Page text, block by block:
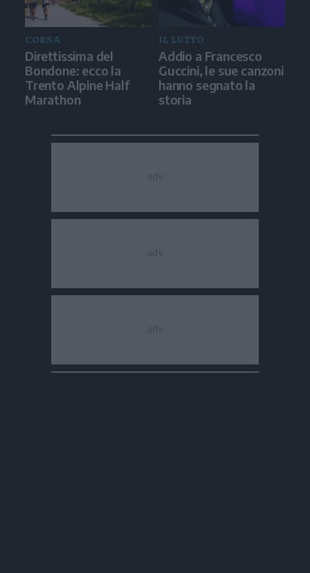
CORSA
Direttissima del
Bondone: ecco la
Trento Alpine Half
Marathon
IL LUTTO
Addio a Francesco
Guccini, le sue canzoni
hanno segnato la
storia